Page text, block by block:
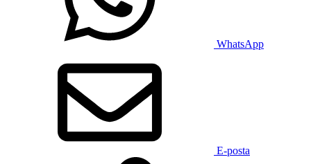
WhatsApp
E-posta